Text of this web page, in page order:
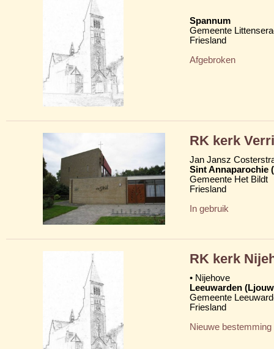
Spannum
Gemeente
Friesland
Afgebroken
RK kerk
Jan Jansz
Sint Annaparochie
Gemeente Het Bildt
Friesland
In gebruik
RK kerk
• Nijehove
Leeuwarden
Gemeente
Friesland
Nieuwe bestemming